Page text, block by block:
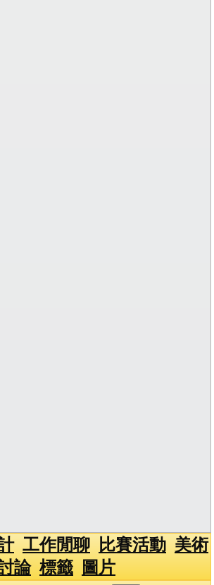
工作閒聊 比賽活動 美術
論 標籤 圖片